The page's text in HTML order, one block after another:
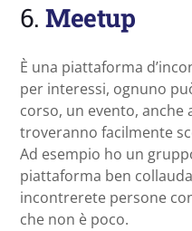
6.Meetup
È una piattaforma
per interessi, ognuno
corso, un evento, anche
troveranno facilmente
Ad esempio ho un
piattaforma ben
incontrerete persone
che non è poco.